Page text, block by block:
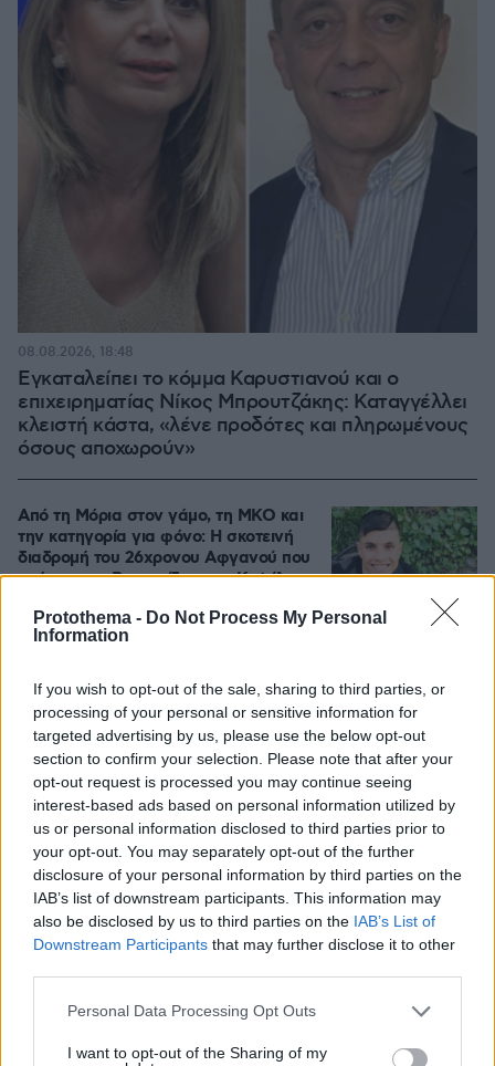
Protothema - Do Not Process My Personal
Information
If you wish to opt-out of the sale, sharing to third parties, or
processing of your personal or sensitive information for
targeted advertising by us, please use the below opt-out
section to confirm your selection. Please note that after your
opt-out request is processed you may continue seeing
interest-based ads based on personal information utilized by
us or personal information disclosed to third parties prior to
your opt-out. You may separately opt-out of the further
disclosure of your personal information by third parties on the
IAB’s list of downstream participants. This information may
also be disclosed by us to third parties on the IAB’s List of
Downstream Participants that may further disclose it to other
Please note that this website/app uses one or more Google
not limited to your visit or usage behaviour. You may click to
Personal Data Processing Opt Outs
I want to opt-out of the Sharing of my
Εγκαταλείπει το κόμμα Καρυστιανού και ο
επιχειρηματίας Νίκος Μπρουτζάκης: Καταγγέλλει
κλειστή κάστα, «λένε προδότες και πληρωμένους
όσους αποχωρούν»
08.08.2026, 18:48
Από τη Μόρια στον γάμο, τη ΜΚΟ και
την κατηγορία για φόνο: Η σκοτεινή
διαδρομή του 26χρονου Αφγανού που
σκότωσε τη Βρετανίδα στην Κυψέλη
08.08.2026, 12:18 102
Προήχθη σε Αστυνόμο Α' η
Κωνσταντία Δημογλίδου
08.08.2026, 14:57 96
Τι έγραφαν οι ξένοι ανταποκριτές σε
τηλεγραφήματά τους από τη Μικρά
Ασία το 1921
08.08.2026, 10:26 118